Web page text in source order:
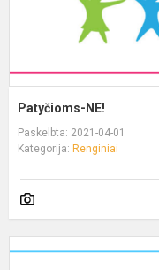
Patyčioms-NE!
Paskelbta: 2021-04-01
Kategorija: Renginiai